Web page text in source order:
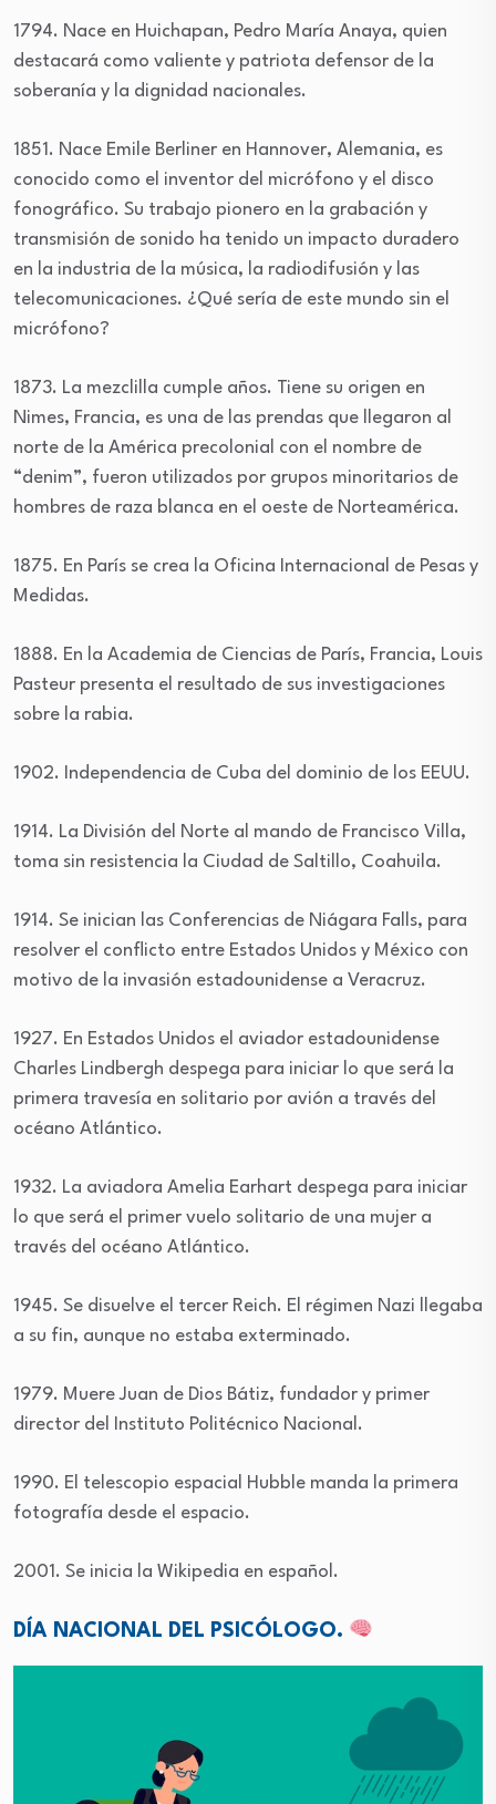
1794. Nace en Huichapan, Pedro María Anaya, quien
destacará como valiente y patriota defensor de la
soberanía y la dignidad nacionales.
1851. Nace Emile Berliner en Hannover, Alemania, es
conocido como el inventor del micrófono y el disco
fonográfico. Su trabajo pionero en la grabación y
transmisión de sonido ha tenido un impacto duradero
en la industria de la música, la radiodifusión y las
telecomunicaciones. ¿Qué sería de este mundo sin el
micrófono?
1873. La mezclilla cumple años. Tiene su origen en
Nimes, Francia, es una de las prendas que llegaron al
norte de la América precolonial con el nombre de
“denim”, fueron utilizados por grupos minoritarios de
hombres de raza blanca en el oeste de Norteamérica.
1875. En París se crea la Oficina Internacional de Pesas y
Medidas.
1888. En la Academia de Ciencias de París, Francia, Louis
Pasteur presenta el resultado de sus investigaciones
sobre la rabia.
1902. Independencia de Cuba del dominio de los EEUU.
1914. La División del Norte al mando de Francisco Villa,
toma sin resistencia la Ciudad de Saltillo, Coahuila.
1914. Se inician las Conferencias de Niágara Falls, para
resolver el conflicto entre Estados Unidos y México con
motivo de la invasión estadounidense a Veracruz.
1927. En Estados Unidos el aviador estadounidense
Charles Lindbergh despega para iniciar lo que será la
primera travesía en solitario por avión a través del
océano Atlántico.
1932. La aviadora Amelia Earhart despega para iniciar
lo que será el primer vuelo solitario de una mujer a
través del océano Atlántico.
1945. Se disuelve el tercer Reich. El régimen Nazi llegaba
a su fin, aunque no estaba exterminado.
1979. Muere Juan de Dios Bátiz, fundador y primer
director del Instituto Politécnico Nacional.
1990. El telescopio espacial Hubble manda la primera
fotografía desde el espacio.
2001. Se inicia la Wikipedia en español.
DÍA NACIONAL DEL PSICÓLOGO.